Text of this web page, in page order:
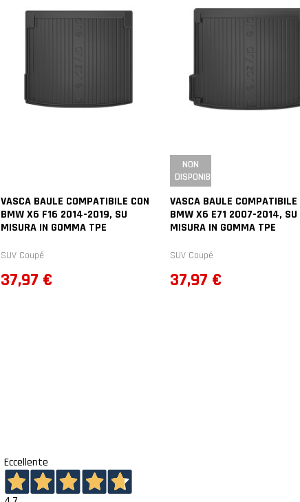
VASCA BAULE COMPATIBILE CON
BMW X6 F16 2014-2019, SU
MISURA IN GOMMA TPE
SUV Coupé
Prezzo
37,97 €
NON
DISPONIBILE
VASCA BAULE COMPATIBILE
BMW X6 E71 2007-2014, SU
MISURA IN GOMMA TPE
SUV Coupé
Prezzo
37,97 €
Eccellente